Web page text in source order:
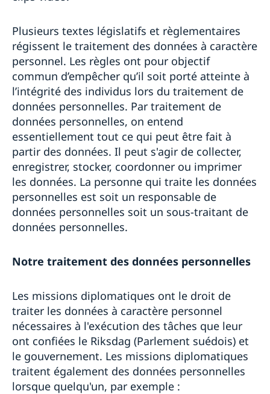
Plusieurs textes législatifs et règlementaires
régissent le traitement des données à caractère
personnel. Les règles ont pour objectif
commun d’empêcher qu’il soit porté atteinte à
l’intégrité des individus lors du traitement de
données personnelles. Par traitement de
données personnelles, on entend
essentiellement tout ce qui peut être fait à
partir des données. Il peut s'agir de collecter,
enregistrer, stocker, coordonner ou imprimer
les données. La personne qui traite les données
personnelles est soit un responsable de
données personnelles soit un sous-traitant de
données personnelles.
Notre traitement des données personnelles
Les missions diplomatiques ont le droit de
traiter les données à caractère personnel
nécessaires à l'exécution des tâches que leur
ont confiées le Riksdag (Parlement suédois) et
le gouvernement. Les missions diplomatiques
traitent également des données personnelles
lorsque quelqu'un, par exemple :